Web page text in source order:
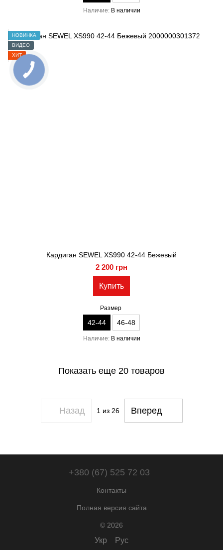
Наличие В наличии
НОВИНКА
ВИДЕО
ХИТ
Кардиган SEWEL XS990 42-44 Бежевый
2 200 грн
Купить
Размер
42-44 46-48
Наличие В наличии
Показать еще 20 товаров
Назад 1 из 26 Вперед
+380 (67) 525 72 03
Контакты
Полная версия сайта
© 2026
Укр Рус